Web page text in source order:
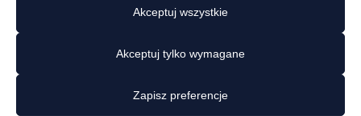
Uwaga, wyłączenie niektórych typów plików cookie może wpływać na
Twoje doświadczenia na stronie i usługi, które możemy oferować.
Akceptuj wszystkie
Akceptuj tylko wymagane
Zapisz preferencje